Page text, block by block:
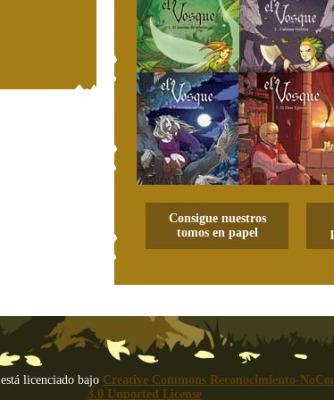
Consigue nuestros
tomos en papel
está licenciado bajo Creative Commons Reconocimiento-
3.0 Unported License